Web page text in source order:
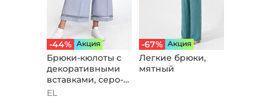
-44% Aкция
Брюки-кюлоты с
декоративными
вставками, серо-
голубой
EL
-67% Aкция
Легкие брюки,
мятный